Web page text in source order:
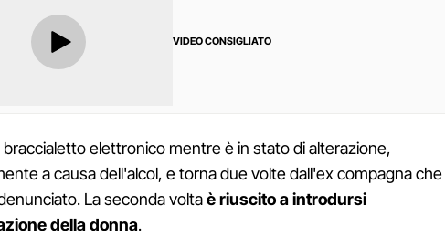
VIDEO CONSIGLIATO
braccialetto elettronico mentre è in stato di alterazione,
a causa dell'alcol, e torna due volte dall'ex compagna che
La seconda voltaè riuscito a introdursi
della donna.